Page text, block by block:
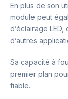
En plus de son
module peut
d’éclairage
d’autres
Sa capacité à
premier plan
fiable.